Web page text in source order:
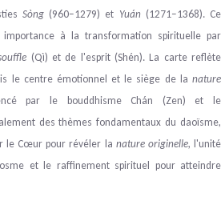
Sòng (960–1279) et Yuán (1271–1368). Ce
à la transformation spirituelle par
(Qì) et de l'esprit (Shén). La carte reflète
le centre émotionnel et le siège de la nature
par le bouddhisme Chán (Zen) et le
des thèmes fondamentaux du daoïsme,
le Cœur pour révéler la nature originelle, l'unité
et le raffinement spirituel pour atteindre